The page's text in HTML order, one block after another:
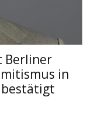
Berliner
in
bestätigt